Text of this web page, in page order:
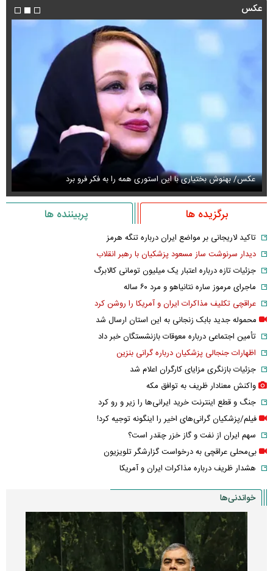
عکس
عکس/ بهنوش بختیاری با این استوری همه را به فکر فرو برد
برگزیده ها پربیننده ها
تاکید لاریجانی بر مواضع ایران درباره تنگه هرمز
دیدار سرنوشت ساز مسعود پزشکیان با رهبر انقلاب
جزئیات تازه درباره اعتبار یک میلیون تومانی کالابرگ
ماجرای مرموز ساره نتانیاهو و مرد ۶۰ ساله
عراقچی تکلیف مذاکرات ایران و آمریکا را روشن کرد
محموله جدید بابک زنجانی به این استان ارسال شد
تأمین اجتماعی درباره معوقات بازنشستگان خبر داد
اظهارات جنجالی پزشکیان درباره گرانی بنزین
جزئیات بازنگری مزایای کارگران اعلام شد
واکنش معنادار ظریف به توافق مکه
جنگ و قطع اینترنت خرید ایرانی‌ها را زیر و رو کرد
فیلم/پزشکیان گرانی‌های اخیر را اینگونه توجیه کرد!
سهم ایران از نفت و گاز خزر چقدر است؟
بی‌محلی عراقچی به درخواست گزارشگر تلویزیون
هشدار ظریف درباره مذاکرات ایران و آمریکا
خواندنی‌ها